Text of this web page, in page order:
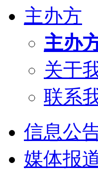
主办方
主办
关于
联系
信息公
媒体报